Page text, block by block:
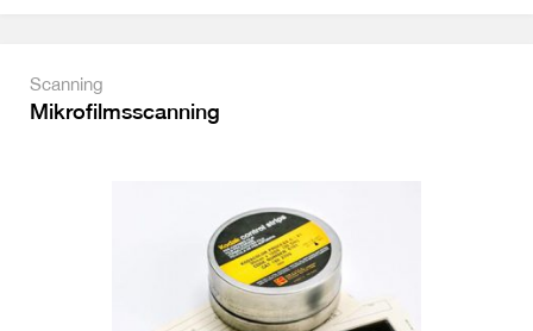
Scanning
Mikrofilmsscanning